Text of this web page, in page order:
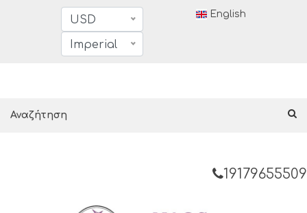
USD
Imperial
English
19179655509